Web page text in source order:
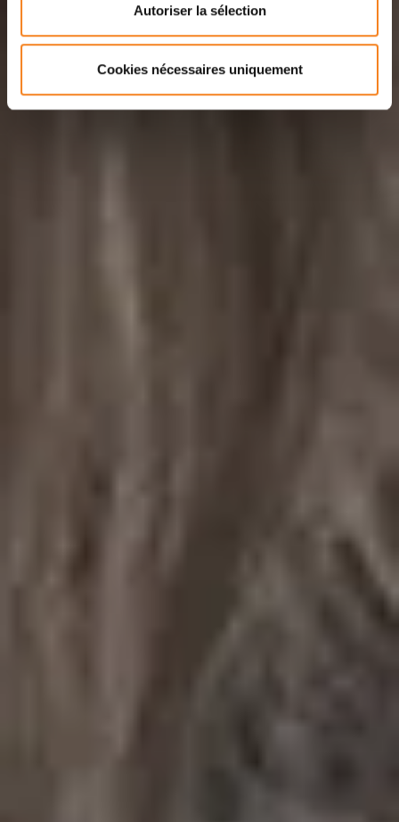
Autoriser la sélection
Cookies nécessaires uniquement